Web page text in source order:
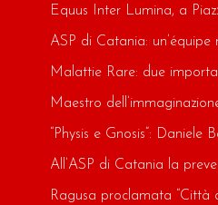
Equus Inter Lumina, a
ASP di Catania: un’équipe
Malattie Rare: due
Maestro
“Physis e Gnosis”: Daniele
All’ASP di Catania la
Ragusa proclamata “Città